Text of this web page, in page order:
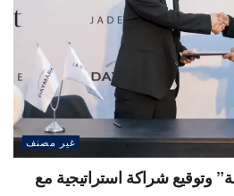
غير مصنف
وتوقيع شراكة استراتيجية مع